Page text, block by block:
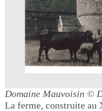
Domaine Mauvoisin ©
La ferme, construite au